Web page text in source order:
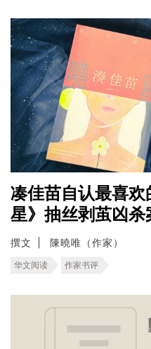
凑佳苗自认最喜
星》抽丝剥茧凶杀
撰文 陳曉唯（作家）
华文阅读 作家书评